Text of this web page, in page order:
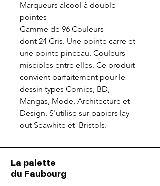
Marqueurs alcool à double
pointes
Gamme de 96 Couleurs
dont 24 Gris. Une pointe carre et
une pointe pinceau. Couleurs
miscibles entre elles. Ce produit
convient parfaitement pour le
dessin types Comics, BD,
Mangas, Mode, Architecture et
Design. S'utilise sur papiers lay
out Seawhite et Bristols.
La palette
du Faubourg